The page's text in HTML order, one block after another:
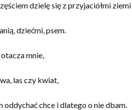
dzielę się z przyjaciółmi
dziećmi, psem.
mnie,
las czy kwiat,
oddychać chce i dlatego o nie dbam.